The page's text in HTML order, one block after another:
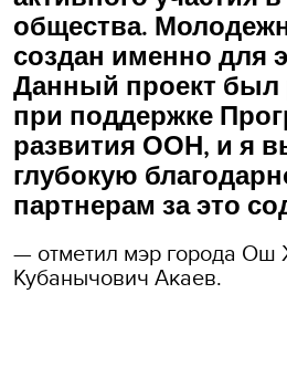
общества.
создан именно для
Данный проект был
при поддержке
развития ООН, и я
глубокую
партнерам за это
— отметил мэр города
Кубанычович Акаев.